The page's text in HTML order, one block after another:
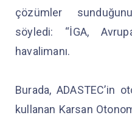
çözümler
söyledi: “İGA,
havalimanı.
Burada, ADASTEC’in
kullanan Karsan